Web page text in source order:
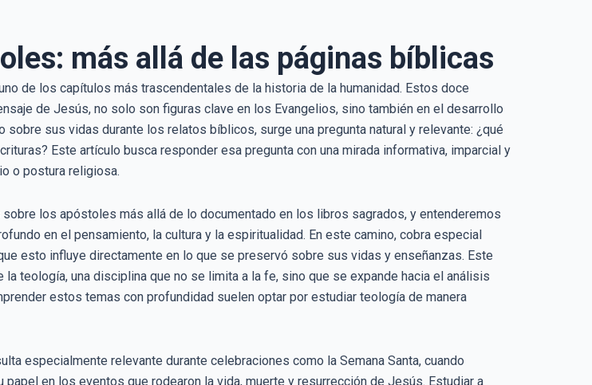
más allá de las páginas bíblicas
de los capítulos más trascendentales de la historia de la humanidad. Estos doce
de Jesús, no solo son figuras clave en los Evangelios, sino también en el desarrollo
sus vidas durante los relatos bíblicos, surge una pregunta natural y relevante: ¿qué
Este artículo busca responder esa pregunta con una mirada informativa, imparcial y
o postura religiosa.
los apóstoles más allá de lo documentado en los libros sagrados, y entenderemos
en el pensamiento, la cultura y la espiritualidad. En este camino, cobra especial
esto influye directamente en lo que se preservó sobre sus vidas y enseñanzas. Este
teología, una disciplina que no se limita a la fe, sino que se expande hacia el análisis
estos temas con profundidad suelen optar por estudiar teología de manera
especialmente relevante durante celebraciones como la Semana Santa, cuando
en los eventos que rodearon la vida, muerte y resurrección de Jesús. Estudiar a